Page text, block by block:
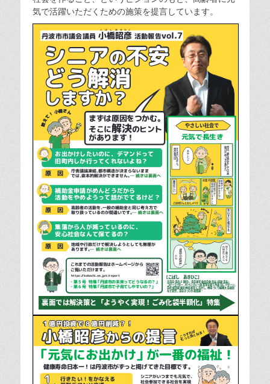
気で活躍いただくための施策を提言しています。